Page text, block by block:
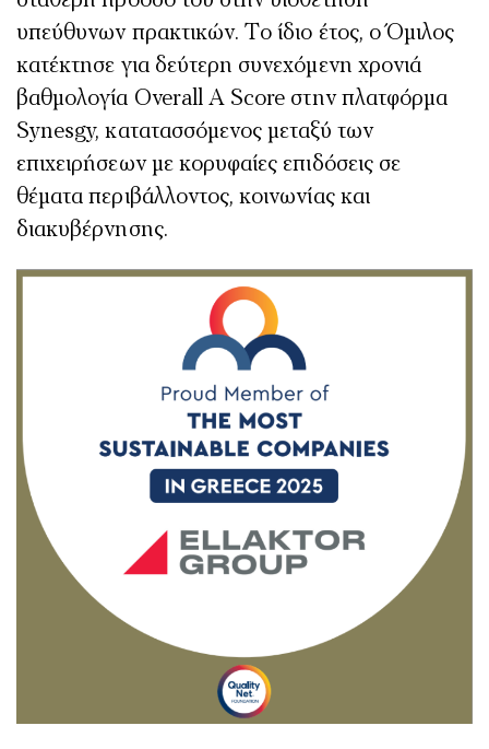
υπεύθυνων πρακτικών. Το ίδιο έτος, ο Όμιλος
κατέκτησε για δεύτερη συνεχόμενη χρονιά
βαθμολογία Overall A Score στην πλατφόρμα
Synesgy, κατατασσόμενος μεταξύ των
επιχειρήσεων με κορυφαίες επιδόσεις σε
θέματα περιβάλλοντος, κοινωνίας και
διακυβέρνησης.